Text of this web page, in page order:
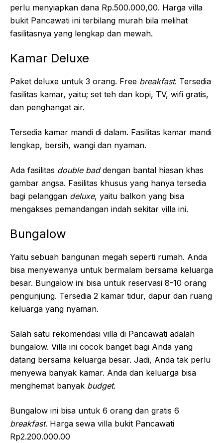
perlu menyiapkan dana Rp.500.000,00. Harga villa
bukit Pancawati ini terbilang murah bila melihat
fasilitasnya yang lengkap dan mewah.
Kamar Deluxe
Paket deluxe untuk 3 orang. Free breakfast. Tersedia
fasilitas kamar, yaitu; set teh dan kopi, TV, wifi gratis,
dan penghangat air.
Tersedia kamar mandi di dalam. Fasilitas kamar mandi
lengkap, bersih, wangi dan nyaman.
Ada fasilitas double baddengan bantal hiasan khas
gambar angsa. Fasilitas khusus yang hanya tersedia
bagi pelanggan deluxe, yaitu balkon yang bisa
mengakses pemandangan indah sekitar villa ini.
Bungalow
Yaitu sebuah bangunan megah seperti rumah. Anda
bisa menyewanya untuk bermalam bersama keluarga
besar. Bungalow ini bisa untuk reservasi 8-10 orang
pengunjung. Tersedia 2 kamar tidur, dapur dan ruang
keluarga yang nyaman.
Salah satu rekomendasi villa di Pancawati adalah
bungalow. Villa ini cocok banget bagi Anda yang
datang bersama keluarga besar. Jadi, Anda tak perlu
menyewa banyak kamar. Anda dan keluarga bisa
menghemat banyak budget.
Bungalow ini bisa untuk 6 orang dan gratis 6
breakfast. Harga sewa villa bukit Pancawati
Rp2.200.000.00